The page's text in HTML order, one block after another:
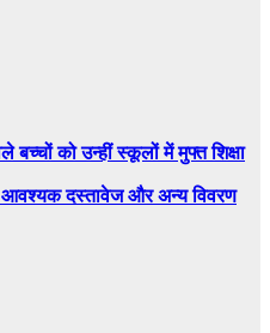
बच्चों को उन्हीं स्कूलों में मुफ्त शिक्षा
दस्तावेज और अन्य विवरण